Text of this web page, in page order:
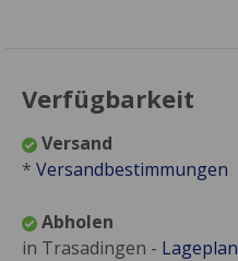
Verfügbarkeit
Versand
* Versandbestimmungen
Abholen
in Trasadingen - Lageplan